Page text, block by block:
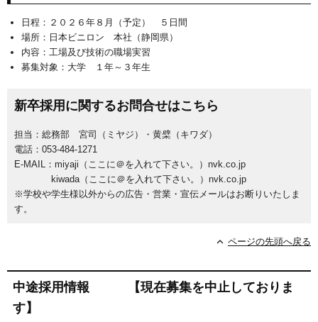
日程：２０２６年８月（予定） ５日間
場所：日本ビニロン 本社（静岡県）
内容：工場及び技術の職場実習
募集対象：大学 １年～３年生
新卒採用に関するお問合せはこちら
担当：総務部 宮司（ミヤジ）・黄檗（キワダ）
電話：053-484-1271
E-MAIL：miyaji（ここに＠を入れて下さい。）nvk.co.jp
kiwada（ここに＠を入れて下さい。）nvk.co.jp
※学校や学生様以外からの広告・営業・宣伝メールはお断りいたしま
す。
ページの先頭へ戻る
中途採用情報 【現在募集を中止しておりま
す】